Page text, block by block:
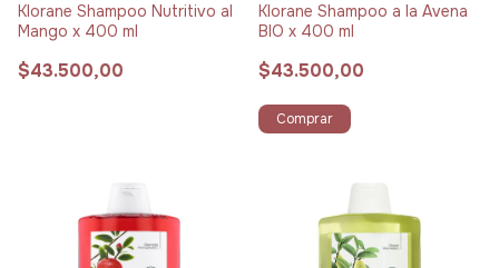
Klorane Shampoo Nutritivo al
Mango x 400 ml
$43.500,00
Klorane Shampoo a la Avena
BIO x 400 ml
$43.500,00
Comprar